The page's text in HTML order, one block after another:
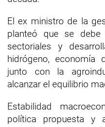
El ex ministro de la
planteó que se debe
sectoriales y
hidrógeno, economía
junto con la
alcanzar el equilibrio
Estabilidad
política propuesta y